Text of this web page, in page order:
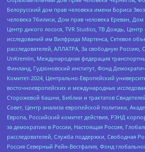
Белорусский дом прав человека имени Бориса
человека Тбилиси, Дом прав человека Ереван,
Центр дикого лосося, TVR Studios, ТВ Дождь, Центр
исследований им Вилфрида Мартенса, Сетевое
расследователей, АЛЛАТРА, За свободную Россию,
UnKremlin, Международная федерация
Финланд, Гудзоновский институт, Фонд
Комитет-2024, Центрально-Европейский
восточноевропейских и международных
Сторожевой башни, Библии и трактатов
Совет, Центр анализа европейской политики,
Европа, Российский комитет действия, РЭНД
за демократию в России, Настоящая Россия,
расследователей, Служба поддержки, Свободная
Россия Северный Рейн-Вестфалия, Фонд